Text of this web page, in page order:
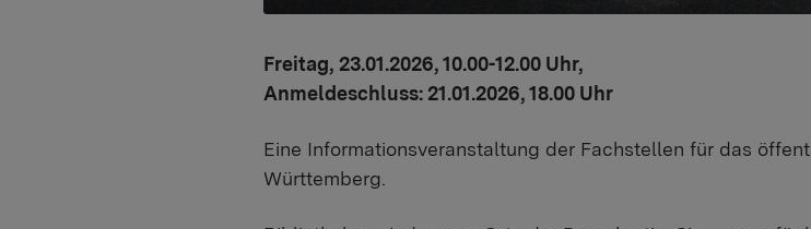
Freitag, 23.01.2026, 10.00-12.00 Uhr,
Anmeldeschluss: 21.01.2026, 18.00 Uhr
Eine Informationsveranstaltung der Fachstellen für das
Württemberg.